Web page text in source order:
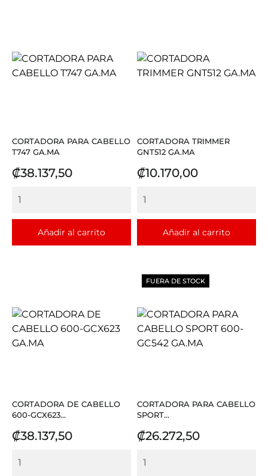
CORTADORA PARA CABELLO
T747 GA.MA
Precio
₡38.137,50
Añadir al carrito
CORTADORA TRIMMER
GNT512 GA.MA
Precio
₡10.170,00
Añadir al carrito
CORTADORA DE CABELLO
600-GCX623...
Precio
₡38.137,50
CORTADORA PARA CABELLO
SPORT...
Precio
₡26.272,50
FUERA DE STOCK